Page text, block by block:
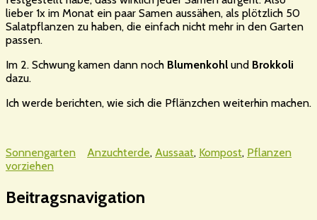
lieber 1x im Monat ein paar Samen aussähen, als plötzlich 50
Salatpflanzen zu haben, die einfach nicht mehr in den Garten
passen.
Im 2. Schwung kamen dann noch Blumenkohl und Brokkoli
dazu.
Ich werde berichten, wie sich die Pflänzchen weiterhin machen.
Sonnengarten Anzuchterde, Aussaat, Kompost, Pflanzen
vorziehen
Beitragsnavigation